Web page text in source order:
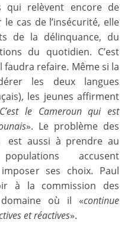
qui relèvent encore de
le cas de l’insécurité, elle
de la délinquance, du
du quotidien. C’est
faudra refaire. Même si la
les deux langues
les jeunes affirment
C’est le Cameroun qui est
». Le problème des
est aussi à prendre au
accusent
ses choix. Paul
à la commission des
où il «continue
et réactives».